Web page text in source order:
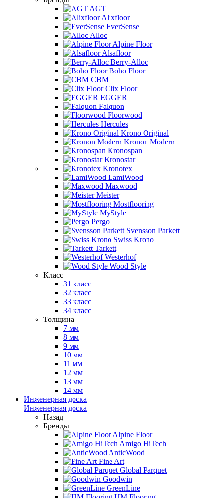
AGT
Alixfloor
EverSense
Alloc
Alpine Floor
Alsafloor
Berry-Alloc
Boho Floor
CBM
Clix Floor
EGGER
Falquon
Floorwood
Hercules
Krono Original
Kronon Modern
Kronospan
Kronostar
Kronotex
LamiWood
Maxwood
Meister
Mostflooring
MyStyle
Pergo
Svensson Parkett
Swiss Krono
Tarkett
Westerhof
Wood Style
Класс
31 класс
32 класс
33 класс
34 класс
Толщина
7 мм
8 мм
9 мм
10 мм
11 мм
12 мм
13 мм
14 мм
Инженерная доска
Инженерная доска
Назад
Бренды
Alpine Floor
Amigo HiTech
AnticWood
Fine Art
Global Parquet
Goodwin
GreenLine